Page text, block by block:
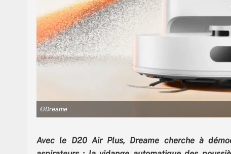
©Dreame
Avec le D20 Air Plus, Dreame cherche à